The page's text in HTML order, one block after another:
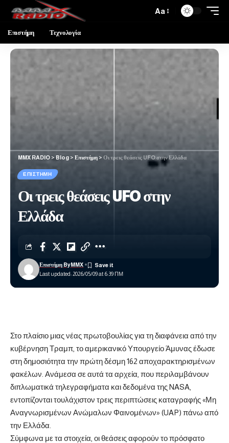
Aa
Επιστήμη Τεχνολογία
MMX RADIO > Blog > Επιστήμη > Οι τρεις θεάσεις UFO στην Ελλάδα
ΕΠΙΣΤΉΜΗ
Οι τρεις θεάσεις UFO στην
Ελλάδα
Last updated: 2026/05/09 at 6:39 ΠΜ
Επιστήμη ByMMX
Στο πλαίσιο μιας νέας πρωτοβουλίας για τη διαφάνεια από την
κυβέρνηση Τραμπ, το αμερικανικό Υπουργείο Άμυνας έδωσε
στη δημοσιότητα την πρώτη δέσμη 162 αποχαρακτηρισμένων
φακέλων. Ανάμεσα σε αυτά τα αρχεία, που περιλαμβάνουν
διπλωματικά τηλεγραφήματα και δεδομένα τηςNASA
εντοπίζονται τουλάχιστον τρεις περιπτώσεις καταγραφής «Μη
Αναγνωρισμένων Ανώμαλων Φαινομένων» (UAP) πάνω από
την Ελλάδα.
Σύμφωνα με τα στοιχεία, οι θεάσεις αφορούν το πρόσφατο